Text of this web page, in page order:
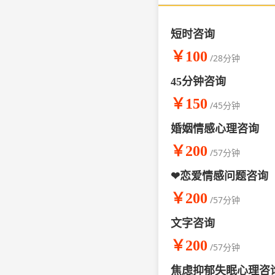
短时咨询
￥100 /28分钟
45分钟咨询
￥150 /45分钟
婚姻情感心理咨询
￥200 /57分钟
❤恋爱情感问题咨询
￥200 /57分钟
文字咨询
￥200 /57分钟
焦虑抑郁失眠心理咨